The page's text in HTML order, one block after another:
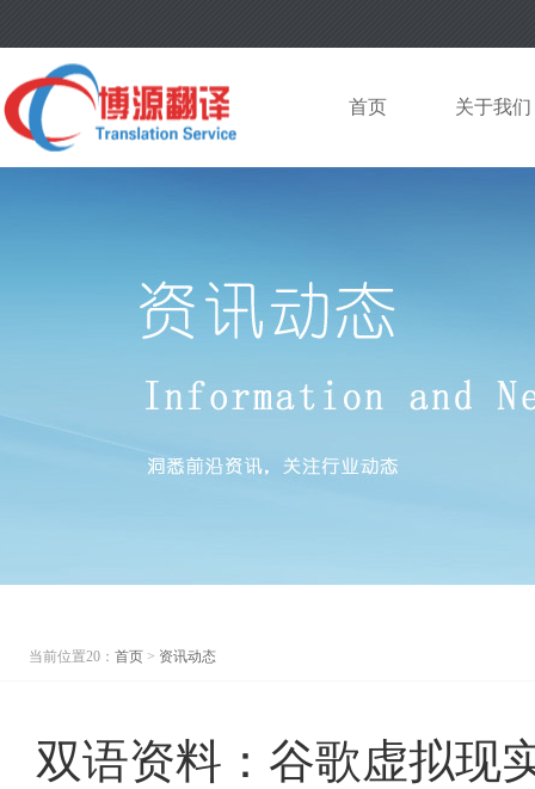
首页 关于我们
当前位置20： 首页 > 资讯动态
双语资料：谷歌虚拟现